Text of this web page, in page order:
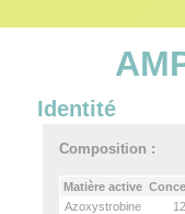
Identité
Composition :
Matière active
Azoxystrobine